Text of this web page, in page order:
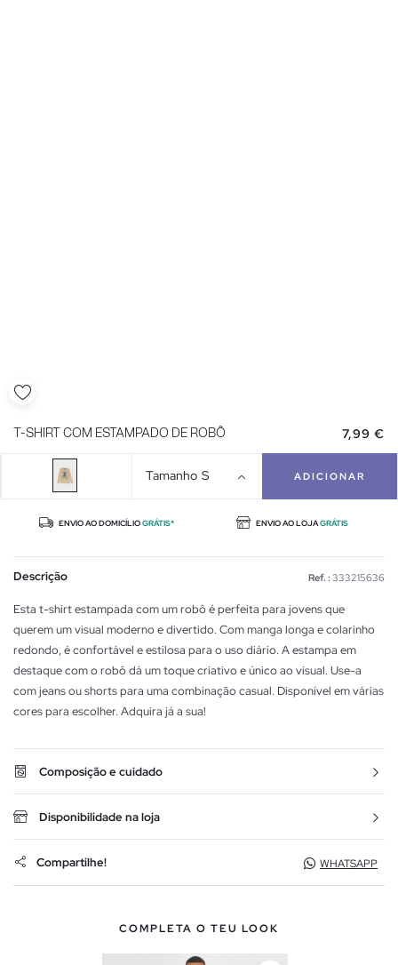
T-SHIRT COM ESTAMPADO DE ROBÔ 7,99 €
Tamanho S ADICIONAR
ENVIO AO DOMICÍLIOGRÁTIS* ENVIO AO LOJAGRÁTIS
Descrição Ref. : 333215636
Esta t-shirt estampada com um robô é perfeita para jovens que
querem um visual moderno e divertido. Com manga longa e colarinho
redondo, é confortável e estilosa para o uso diário. A estampa em
destaque com o robô dá um toque criativo e único ao visual. Use-a
com jeans ou shorts para uma combinação casual. Disponível em várias
cores para escolher. Adquira já a sua!
Composição e cuidado
Disponibilidade na loja
Compartilhe! WHATSAPP
COMPLETA O TEU LOOK